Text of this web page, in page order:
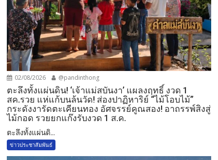
02/08/2026 @pandinthong
ตะลึงทั้งแผ่นดิน! ‘เจ้าแม่สบันงา’ แผลงฤทธิ์ งวด 1
สค.รวย แห่แก้บนล้นวัด!​ ส่องปาฏิหาริย์ “ไม้โอบไม้”
กระดังงารัดตะเคียนทอง อัศจรรย์คูณสอง! อาถรรพ์สิงสู่
ไม้กอด รวยยกแก๊งรับงวด 1 ส.ค.​
​ตะลึงทั้งแผ่นดิ...
ข่าวประชาสัมพันธ์